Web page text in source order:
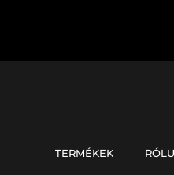
TERMÉKEK